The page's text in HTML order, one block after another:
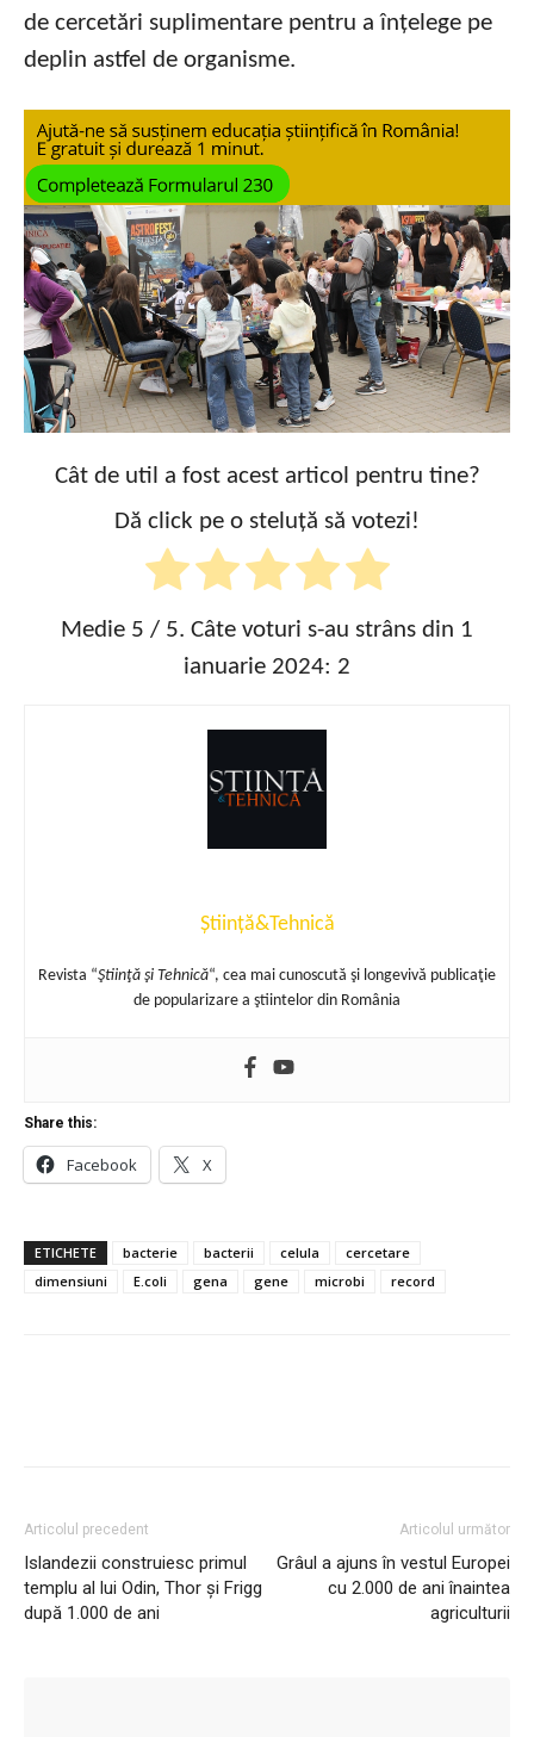
de cercetări suplimentare pentru a înțelege pe
deplin astfel de organisme.
Cât de util a fost acest articol pentru tine?
Dă click pe o steluță să votezi!
Medie 5 / 5. Câte voturi s-au strâns din 1
ianuarie 2024: 2
Știință&Tehnică
Revista “Ştiinţă şi Tehnică“, cea mai cunoscută şi longevivă publicaţie
de popularizare a ştiintelor din România
Share this:
Facebook X
ETICHETE bacterie bacterii celula
cercetare
dimensiuni
E.coli gena gene microbi record
Articolul precedent
Islandezii construiesc primul
templu al lui Odin, Thor și Frigg
după 1.000 de ani
Articolul următor
Grâul a ajuns în vestul Europei
cu 2.000 de ani înaintea
agriculturii